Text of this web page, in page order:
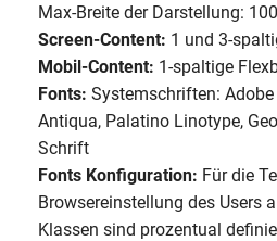
Max-Breite der Darstellung:
Screen-Content: 1 und 3-
Mobil-Content: 1-spaltige
Fonts: Systemschriften:
Antiqua, Palatino Linotype,
Schrift
Fonts Konfiguration: Für die
Browsereinstellung des Users
Klassen sind prozentual